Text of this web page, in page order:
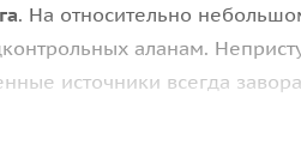
. На относительно
аланам.
источники всегда